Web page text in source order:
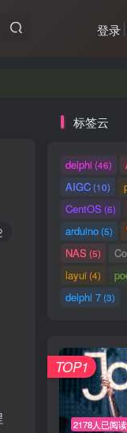
登录
标签云
delphi(46)
AIGC(10)
CentOS (6)
arduino(5)
NAS (5)
layui(4)
delphi 7(3)
2178人已阅读
TOP1